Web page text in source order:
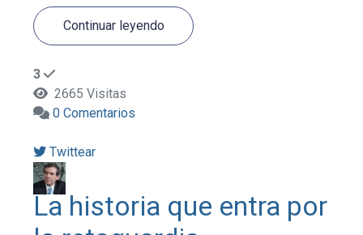
Continuar leyendo
3
2665 Visitas
0 Comentarios
Twittear
La historia que entra por